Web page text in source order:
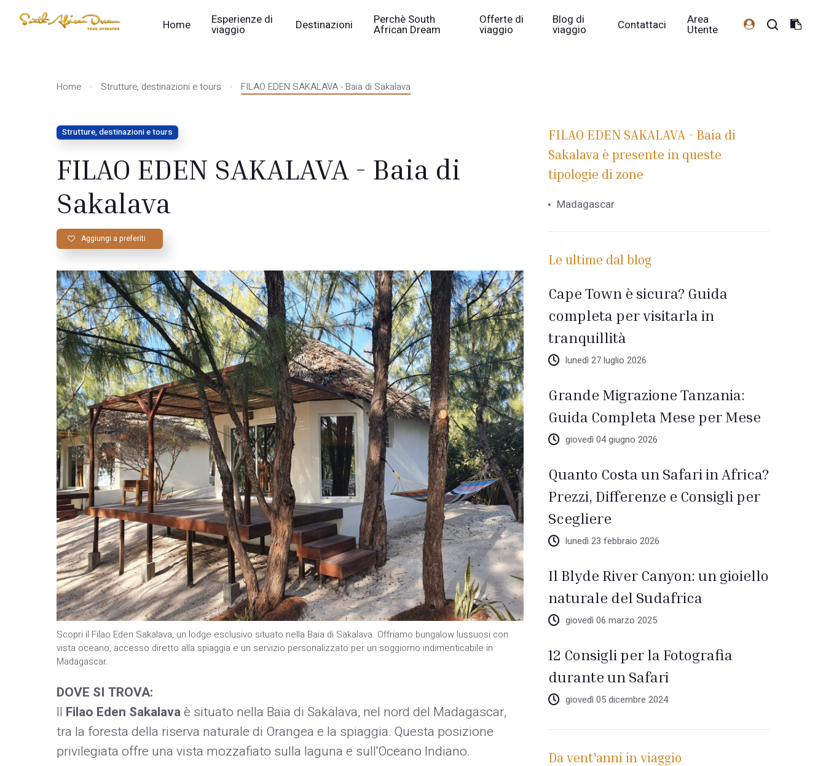
Home Esperienze di
viaggio Destinazioni Perchè South
African Dream
Offerte di
viaggio
Blog di
viaggio Contattaci Area
Utente
Home Strutture, destinazioni e tours FILAO EDEN SAKALAVA - Baia di Sakalava
Strutture, destinazioni e tours
FILAO EDEN SAKALAVA - Baia di
Sakalava
Aggiungi a preferiti
Scopri il Filao Eden Sakalava, un lodge esclusivo situato nella Baia di Sakalava. Offriamo bungalow lussuosi con
vista oceano, accesso diretto alla spiaggia e un servizio personalizzato per un soggiorno indimenticabile in
Madagascar.
DOVE SI TROVA:
Il Filao Eden Sakalavaè situato nella Baia di Sakalava, nel nord del Madagascar,
tra la foresta della riserva naturale di Orangea e la spiaggia. Questa posizione
privilegiata offre una vista mozzafiato sulla laguna e sull'Oceano Indiano. ​
FILAO EDEN SAKALAVA - Baia di
Sakalava è presente in queste
tipologie di zone
Madagascar
Le ultime dal blog
Cape Town è sicura? Guida
completa per visitarla in
tranquillità
lunedì 27 luglio 2026
Grande Migrazione Tanzania:
Guida Completa Mese per Mese
giovedì 04 giugno 2026
Quanto Costa un Safari in Africa?
Prezzi, Differenze e Consigli per
Scegliere
lunedì 23 febbraio 2026
Il Blyde River Canyon: un gioiello
naturale del Sudafrica
giovedì 06 marzo 2025
12 Consigli per la Fotografia
durante un Safari
giovedì 05 dicembre 2024
Da vent'anni in viaggio